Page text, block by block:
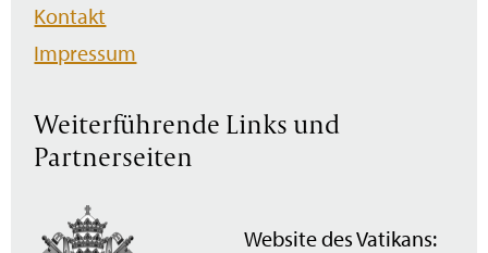
Kontakt
Impressum
Weiterführende Links und
Partnerseiten
Website des Vatikans: